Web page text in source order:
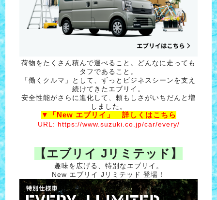
荷物をたくさん積んで運べること。どんなに走っても
タフであること。
「働くクルマ」として、ずっとビジネスシーンを支え
続けてきたエブリイ。
安全性能がさらに進化して、頼もしさがいちだんと増
しました。
▼「New エブリイ」 詳しくはこちら
URL: https://www.suzuki.co.jp/car/every/
【エブリイ Jリミテッド】
趣味を広げる、特別なエブリイ。
New エブリイ Jリミテッド 登場！